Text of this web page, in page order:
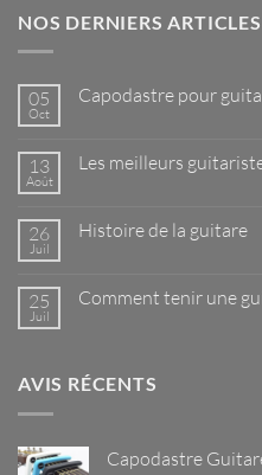
NOS DERNIERS ARTICLES
05
Oct
Capodastre pour
Capodastre
Ce
que
savoir
13
Août
Les meilleurs
Les
monde
26
Juil
Histoire de la guitare
Histoire
25
Juil
Comment tenir une
tenir
?
AVIS RÉCENTS
Capodastre